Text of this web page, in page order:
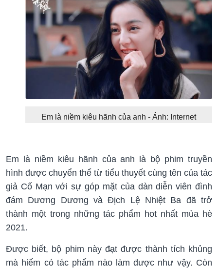
Em là niềm kiêu hãnh của anh - Ảnh: Internet
Em là niềm kiêu hãnh của anh là bộ phim truyền
hình được chuyển thể từ tiểu thuyết cùng tên của tác
giả Cố Mạn với sự góp mặt của dàn diễn viên đình
đám Dương Dương và Địch Lệ Nhiệt Ba đã trở
thành một trong những tác phẩm hot nhất mùa hè
2021.
Được biết, bộ phim này đ̵ạt được thành tích khủng
mà hiếm có tác phẩm nào làm được như vậy. Còn